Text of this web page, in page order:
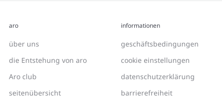
aro
über uns
die Entstehung von aro
Aro club
seitenübersicht
informationen
geschäftsbedingungen
cookie einstellungen
datenschutzerklärung
barrierefreiheit